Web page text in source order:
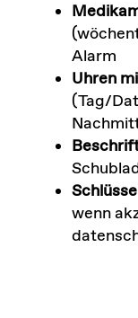
Alarm
Uhren
(Tag/
wenn